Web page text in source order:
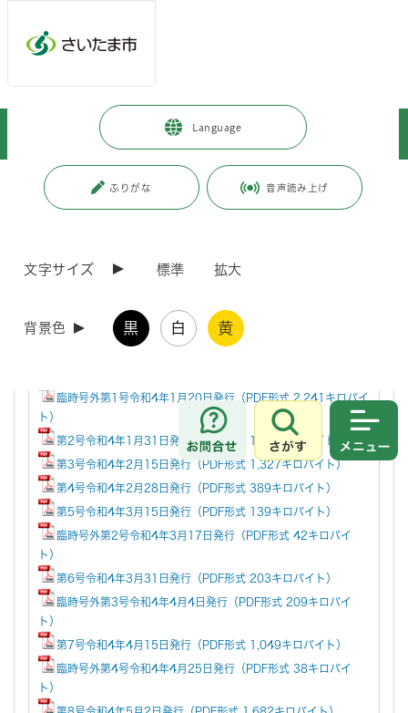
Language
ふりがな 音声読み上げ
文字サイズ 標準 拡大
背景色 黒 白 黄
お問合せ
さがす
事業者向けの情報 > 届出・手続き 入札・契約
さいたま市契約公報
バックナンバー 令和4年契約公報
更新日付：2023年1月16日 / ページ番号：C086120
令和4年のバックナンバーです。
関連ダウンロードファイル
臨時号外第1号令和4年1月20日発行（PDF形式 2,241キロバイ
ト）
第2号令和4年1月31日発行（PDF形式 1,500キロバイト）
第3号令和4年2月15日発行（PDF形式 1,327キロバイト）
第4号令和4年2月28日発行（PDF形式 389キロバイト）
第5号令和4年3月15日発行（PDF形式 139キロバイト）
臨時号外第2号令和4年3月17日発行（PDF形式 42キロバイ
ト）
第6号令和4年3月31日発行（PDF形式 203キロバイト）
臨時号外第3号令和4年4月4日発行（PDF形式 209キロバイ
ト）
第7号令和4年4月15日発行（PDF形式 1,049キロバイト）
臨時号外第4号令和4年4月25日発行（PDF形式 38キロバイ
ト）